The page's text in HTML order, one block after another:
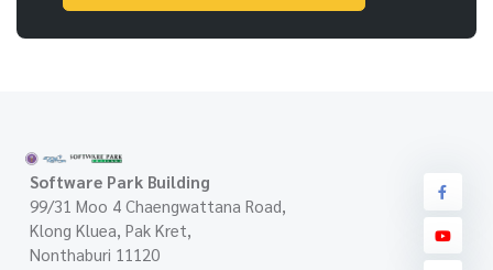
Software Park Building
99/31 Moo 4 Chaengwattana Road,
Klong Kluea, Pak Kret,
Nonthaburi 11120